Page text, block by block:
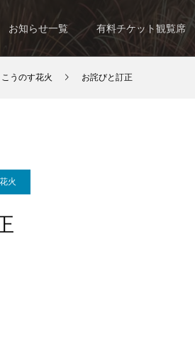
お知らせ一覧 有料チケット観覧席
こうのす花火 お詫びと訂正
火